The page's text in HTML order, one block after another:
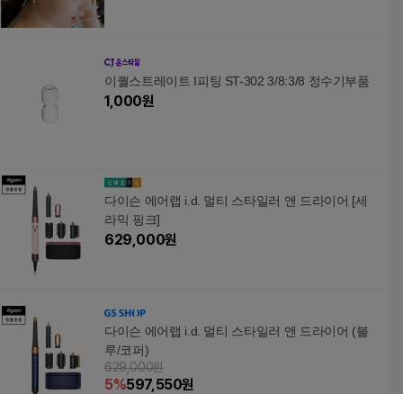
이퀄스트레이트 I피팅 ST-302 3/8:3/8 정수기부품
1,000원
다이슨 에어랩 i.d. 멀티 스타일러 앤 드라이어 [세
라믹 핑크]
629,000원
다이슨 에어랩 i.d. 멀티 스타일러 앤 드라이어 (블
루/코퍼)
629,000원
5%597,550원